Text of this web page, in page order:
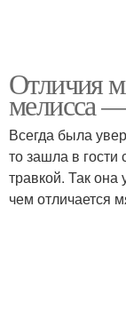
Отличия
мелисса
Всегда была
то зашла в гости
травкой. Так она
чем отличается